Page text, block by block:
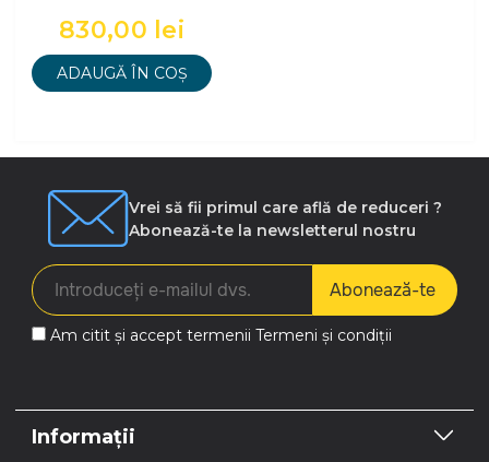
sale e830,00 lei
ADAUGĂ ÎN COȘ
Vrei să fii primul care află de reduceri ?
Abonează-te la newsletterul nostru
Abonează-te
Am citit și accept termenii Termeni și condiții
Informații